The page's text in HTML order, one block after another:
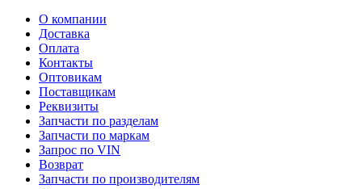
О компании
Доставка
Оплата
Контакты
Оптовикам
Поставщикам
Реквизиты
Запчасти по разделам
Запчасти по маркам
Запрос по VIN
Возврат
Запчасти по производителям